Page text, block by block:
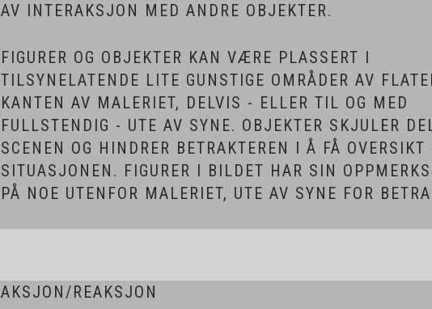
AV INTERAKSJON MED ANDRE OBJEKTER.
FIGURER OG OBJEKTER KAN VÆRE PLASSERT I
TILSYNELATENDE LITE GUNSTIGE OMRÅDER AV
KANTEN AV MALERIET, DELVIS - ELLER TIL OG MED
FULLSTENDIG - UTE AV SYNE. OBJEKTER SKJULER
SCENEN OG HINDRER BETRAKTEREN I Å FÅ OVERSIKT
SITUASJONEN. FIGURER I BILDET HAR SIN
PÅ NOE UTENFOR MALERIET, UTE AV SYNE FOR
AKSJON/REAKSJON